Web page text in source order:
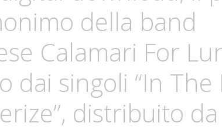
della band
Calamari For
dai singoli “In The
distribuito da